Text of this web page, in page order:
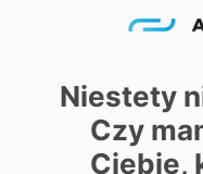
Niestety
Czy
Ciebie,